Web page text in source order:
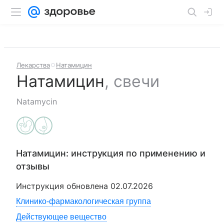
Лекарства Натамицин
Натамицин, свечи
Natamycin
Натамицин: инструкция по применению и
отзывы
Инструкция обновлена 02.07.2026
Клинико-фармакологическая группа
Действующее вещество